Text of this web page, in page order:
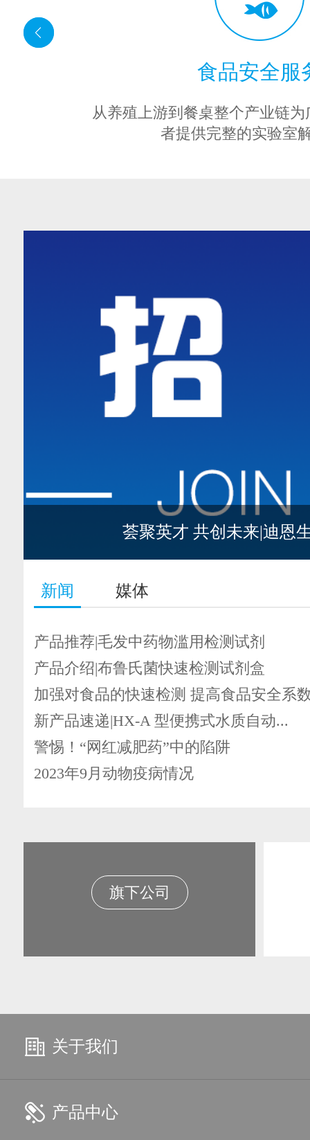
食品安全服
从养殖上游到餐桌整个产业链
者提供完整的实验室
荟聚英才 共创未来|迪恩
新闻 媒体
产品推荐|毛发中药物滥用检测试剂
产品介绍|布鲁氏菌快速检测试剂盒
加强对食品的快速检测 提高食品安全系
新产品速递|HX-A 型便携式水质自动...
警惕！“网红减肥药”中的陷阱
2023年9月动物疫病情况
旗下公司
关于我们
产品中心